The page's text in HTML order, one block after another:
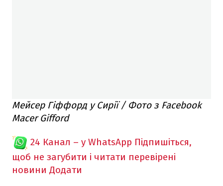
Мейсер Гіффорд у Сирії / Фото з Facebook
Macer Gifford
24 Канал – у WhatsApp Підпишіться,
щоб не загубити і читати перевірені
новини Додати